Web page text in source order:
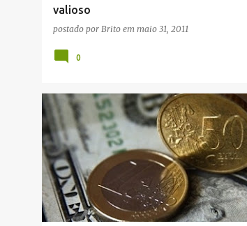
valioso
postado por Brito em maio 31, 2011
0
ECONOMIA